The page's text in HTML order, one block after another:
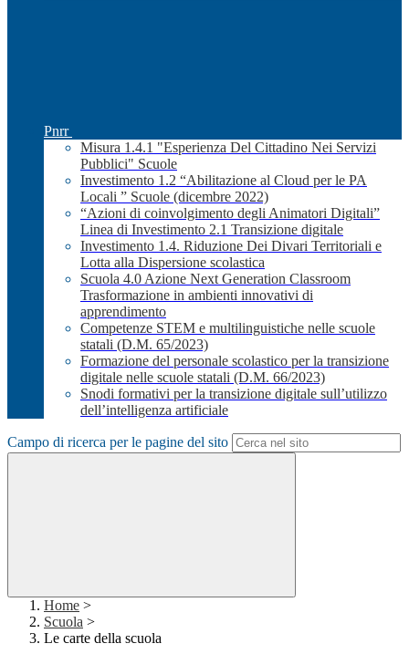
Pnrr
Misura 1.4.1 "Esperienza Del Cittadino Nei Servizi
Pubblici" Scuole
Investimento 1.2 “Abilitazione al Cloud per le PA
Locali ” Scuole (dicembre 2022)
“Azioni di coinvolgimento degli Animatori Digitali”
Linea di Investimento 2.1 Transizione digitale
Investimento 1.4. Riduzione Dei Divari Territoriali e
Lotta alla Dispersione scolastica
Scuola 4.0 Azione Next Generation Classroom
Trasformazione in ambienti innovativi di
apprendimento
Competenze STEM e multilinguistiche nelle scuole
statali (D.M. 65/2023)
Formazione del personale scolastico per la transizione
digitale nelle scuole statali (D.M. 66/2023)
Snodi formativi per la transizione digitale sull’utilizzo
dell’intelligenza artificiale
Campo di ricerca per le pagine del sito
Home >
Scuola >
Le carte della scuola